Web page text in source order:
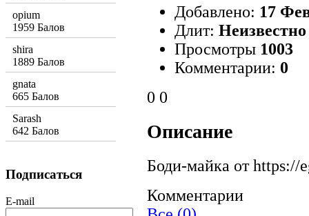
Добавлено: 17
Длит: Неизвестно
Просмотры 1003
Комментарии: 0
0 0
Описание
Боди-майка от https://
Комментарии
opium
1959 Балов
shira
1889 Балов
gnata
665 Балов
Sarash
642 Балов
Подписаться
E-mail